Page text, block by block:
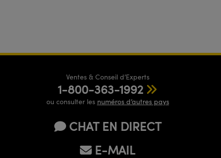
Ventes & Conseil d’Experts
1-800-363-1992
ou consulter les numéros d’autres pays
CHAT EN DIRECT
E-MAIL